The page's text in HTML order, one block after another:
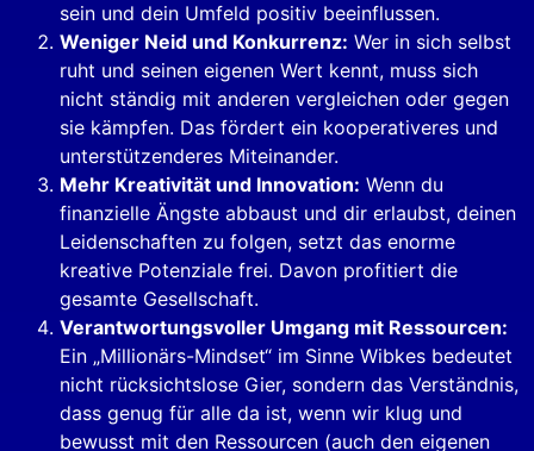
sein und dein Umfeld positiv beeinflussen.
Weniger Neid und Konkurrenz: Wer in sich selbst
ruht und seinen eigenen Wert kennt, muss sich
nicht ständig mit anderen vergleichen oder gegen
sie kämpfen. Das fördert ein kooperativeres und
unterstützenderes Miteinander.
Mehr Kreativität und Innovation: Wenn du
finanzielle Ängste abbaust und dir erlaubst, deinen
Leidenschaften zu folgen, setzt das enorme
kreative Potenziale frei. Davon profitiert die
gesamte Gesellschaft.
Verantwortungsvoller Umgang mit Ressourcen:
Ein „Millionärs-Mindset“ im Sinne Wibkes bedeutet
nicht rücksichtslose Gier, sondern das Verständnis,
dass genug für alle da ist, wenn wir klug und
bewusst mit den Ressourcen (auch den eigenen